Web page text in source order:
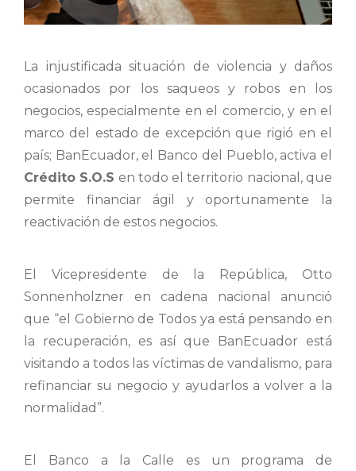
La injustificada situación de violencia y daños
ocasionados por los saqueos y robos en los
negocios, especialmente en el comercio, y en el
marco del estado de excepción que rigió en el
país; BanEcuador, el Banco del Pueblo, activa el
Crédito S.O.S en todo el territorio nacional, que
permite financiar ágil y oportunamente la
reactivación de estos negocios.
El Vicepresidente de la República, Otto
Sonnenholzner en cadena nacional anunció
que “el Gobierno de Todos ya está pensando en
la recuperación, es así que BanEcuador está
visitando a todos las víctimas de vandalismo, para
refinanciar su negocio y ayudarlos a volver a la
normalidad”.
El Banco a la Calle es un programa de